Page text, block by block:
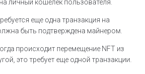
личный кошелек пользователя.
еще одна транзакция на
быть подтверждена майнером.
происходит перемещение NFT из
это требует еще одной транзакции.